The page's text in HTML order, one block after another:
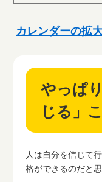
カレンダーの拡
やっぱ
じる」
人は自分を信じて
格ができるのだと思